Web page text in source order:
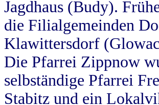
Jagdhaus (Budy).
die Filialgemeinden
Klawittersdorf
Die Pfarrei Zippnow
selbständige Pfarrei
Stabitz und ein